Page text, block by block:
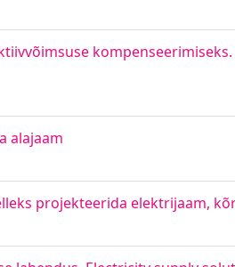
alajaam
projekteerida elektrijaam,